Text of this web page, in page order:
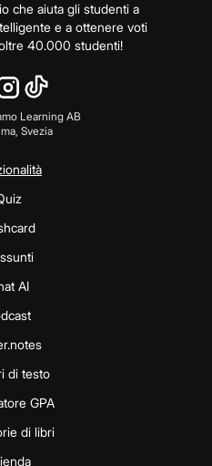
che aiuta gli studenti a
e a ottenere voti
40.000 studenti!
Learning AB
Svezia
AI
di testo
GPA
di libri